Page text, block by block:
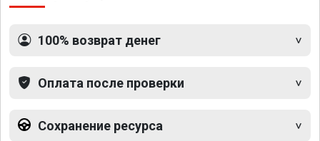
100% возврат денег
Оплата после проверки
Сохранение ресурса